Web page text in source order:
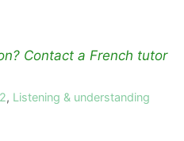
Contact a French tutor
, Listening & understanding